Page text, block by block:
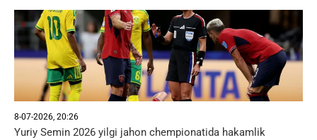
8-07-2026, 20:26
Yuriy Semin 2026 yilgi jahon chempionatida hakamlik